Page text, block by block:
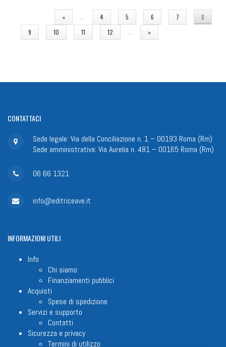
« … 4 5 6 7
8
9
10 11 12 … »
CONTATTACI
Sede legale: Via della Conciliazione n. 1 – 00193 Roma (Rm)
Sede amministrativa: Via Aurelia n. 481 – 00165 Roma (Rm)
06 66 1321
info@editriceave.it
INFORMAZIONIUTILI
Info
Chi siamo
Finanziamenti pubblici
Acquisti
Spese di spedizione
Servizi e supporto
Contatti
Sicurezza e privacy
Termini di utilizzo